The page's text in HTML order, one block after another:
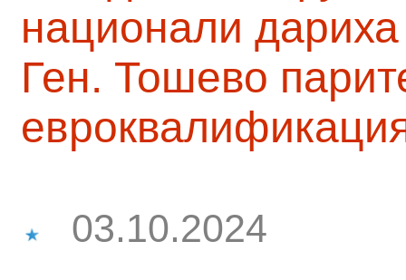
национали
Ген. Тошево
03.10.2024